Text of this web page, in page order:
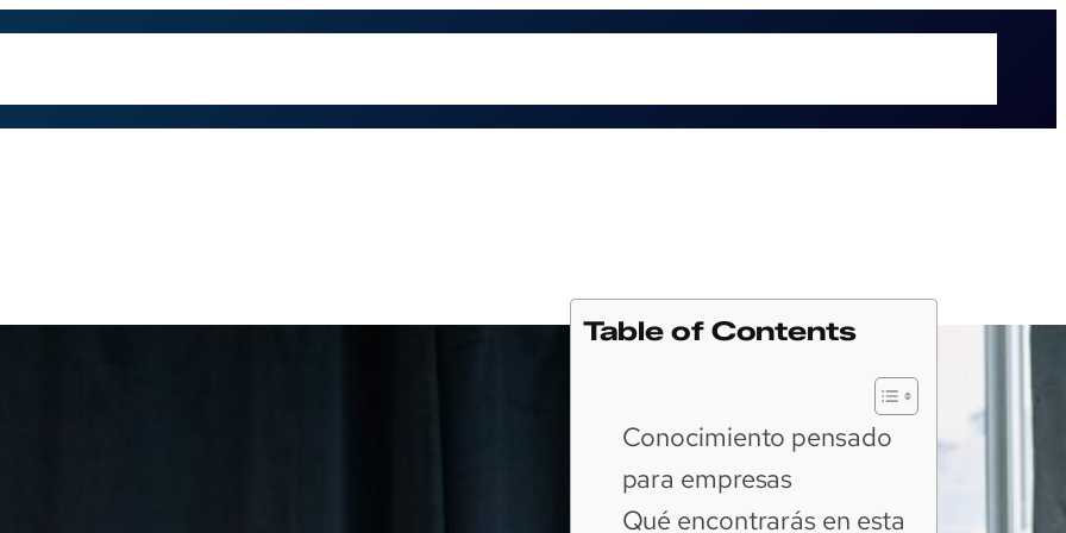
Table of Contents
Conocimiento pensado
para empresas
Qué encontrarás en esta